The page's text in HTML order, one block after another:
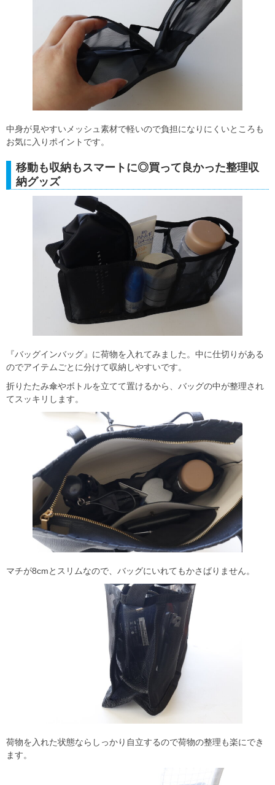
中身が見やすいメッシュ素材で軽いので負担になりにくいところも
お気に入りポイントです。
移動も収納もスマートに◎買って良かった整理収
納グッズ
『バッグインバッグ』に荷物を入れてみました。中に仕切りがある
のでアイテムごとに分けて収納しやすいです。
折りたたみ傘やボトルを立てて置けるから、バッグの中が整理され
てスッキリします。
マチが8cmとスリムなので、バッグにいれてもかさばりません。
荷物を入れた状態ならしっかり自立するので荷物の整理も楽にでき
ます。